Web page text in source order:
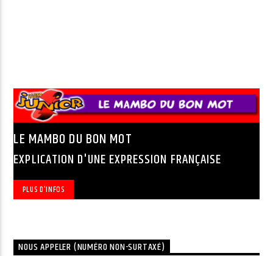
LE MAMBO DU BON MOT
EXPLICATION D'UNE EXPRESSION FRANÇAISE
PLUS D'INFOS
NOUS APPELER (NUMÉRO NON-SURTAXÉ)